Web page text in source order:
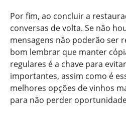
Por fim, ao concluir a
conversas de volta. Se não
mensagens não poderão ser
bom lembrar que manter
regulares é a chave para
importantes, assim como é
melhores opções de vinhos
para não perder